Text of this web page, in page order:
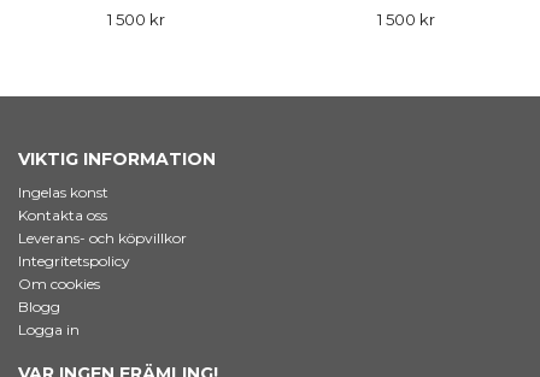
1 500 kr 1 500 kr
VIKTIG INFORMATION
Ingelas konst
Kontakta oss
Leverans- och köpvillkor
Integritetspolicy
Om cookies
Blogg
Logga in